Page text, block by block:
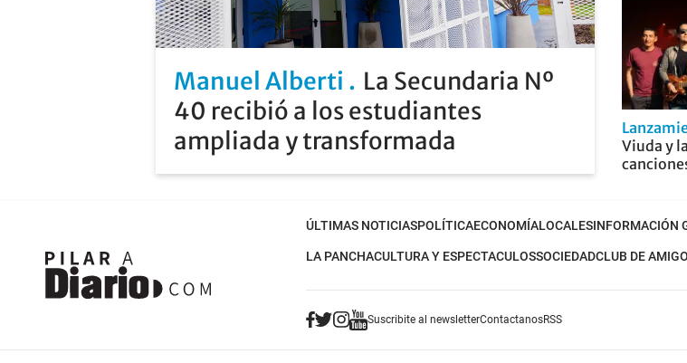
Manuel Alberti
La Secundaria Nº
40 recibió a los estudiantes
ampliada y transformada
Viuda y
ÚLTIMAS NOTICIASPOLÍTICAECONOMÍALOCALESINFORMACIÓN
LA PANCHACULTURA Y ESPECTACULOSSOCIEDADCLUB DE
Suscribite al newsletterContactanosRSS